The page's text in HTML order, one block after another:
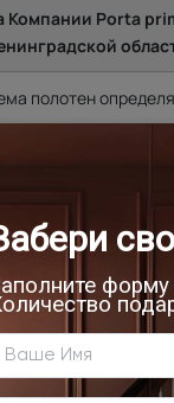
Компании Porta
полотен
Новый
Балашиха,
Королёв,
45 км. от склада).
расположенные